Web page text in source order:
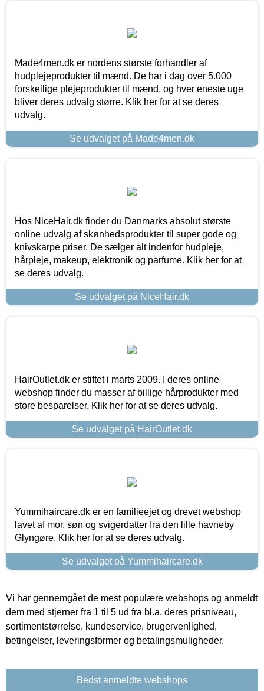
Made4men.dk er nordens største forhandler af
hudplejeprodukter til mænd. De har i dag over 5.000
forskellige plejeprodukter til mænd, og hver eneste uge
bliver deres udvalg større. Klik her for at se deres
udvalg.
Se udvalget på Made4men.dk
Hos NiceHair.dk finder du Danmarks absolut største
online udvalg af skønhedsprodukter til super gode og
knivskarpe priser. De sælger alt indenfor hudpleje,
hårpleje, makeup, elektronik og parfume. Klik her for at
se deres udvalg.
Se udvalget på NiceHair.dk
HairOutlet.dk er stiftet i marts 2009. I deres online
webshop finder du masser af billige hårprodukter med
store besparelser. Klik her for at se deres udvalg.
Se udvalget på HairOutlet.dk
Yummihaircare.dk er en familieejet og drevet webshop
lavet af mor, søn og svigerdatter fra den lille havneby
Glyngøre. Klik her for at se deres udvalg.
Se udvalget på Yummihaircare.dk
Vi har gennemgået de mest populære webshops og anmeldt
dem med stjerner fra 1 til 5 ud fra bl.a. deres prisniveau,
sortimentstørrelse, kundeservice, brugervenlighed,
betingelser, leveringsformer og betalingsmuligheder.
Bedst anmeldte webshops